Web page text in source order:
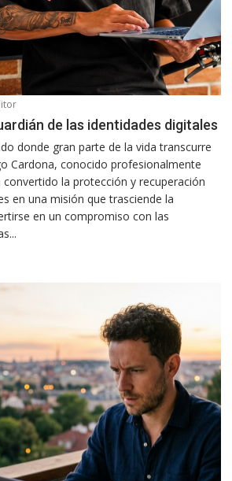
de las identidades digitales
donde gran parte de la vida transcurre
Cardona, conocido profesionalmente
la protección y recuperación
en una misión que trasciende la
en un compromiso con las